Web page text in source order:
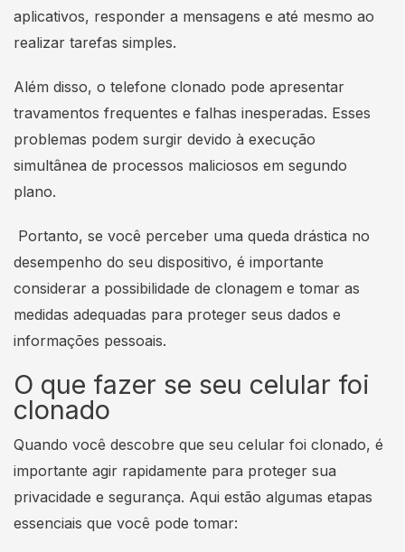
aplicativos, responder a mensagens e até mesmo ao
realizar tarefas simples.
Além disso, o telefone clonado pode apresentar
travamentos frequentes e falhas inesperadas. Esses
problemas podem surgir devido à execução
simultânea de processos maliciosos em segundo
plano.
Portanto, se você perceber uma queda drástica no
desempenho do seu dispositivo, é importante
considerar a possibilidade de clonagem e tomar as
medidas adequadas para proteger seus dados e
informações pessoais.
O que fazer se seu celular foi
clonado
Quando você descobre que seu celular foi clonado, é
importante agir rapidamente para proteger sua
privacidade e segurança. Aqui estão algumas etapas
essenciais que você pode tomar: